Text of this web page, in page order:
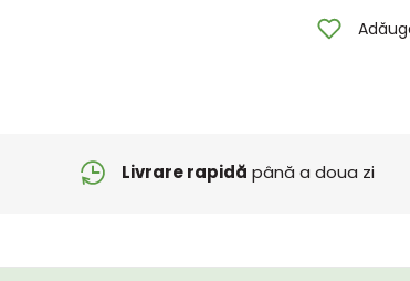
Livrare rapidă până a doua zi